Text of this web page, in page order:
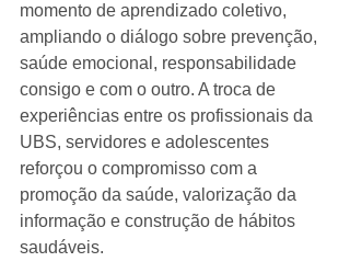
momento de aprendizado coletivo,
ampliando o diálogo sobre prevenção,
saúde emocional, responsabilidade
consigo e com o outro. A troca de
experiências entre os profissionais da
UBS, servidores e adolescentes
reforçou o compromisso com a
promoção da saúde, valorização da
informação e construção de hábitos
saudáveis.